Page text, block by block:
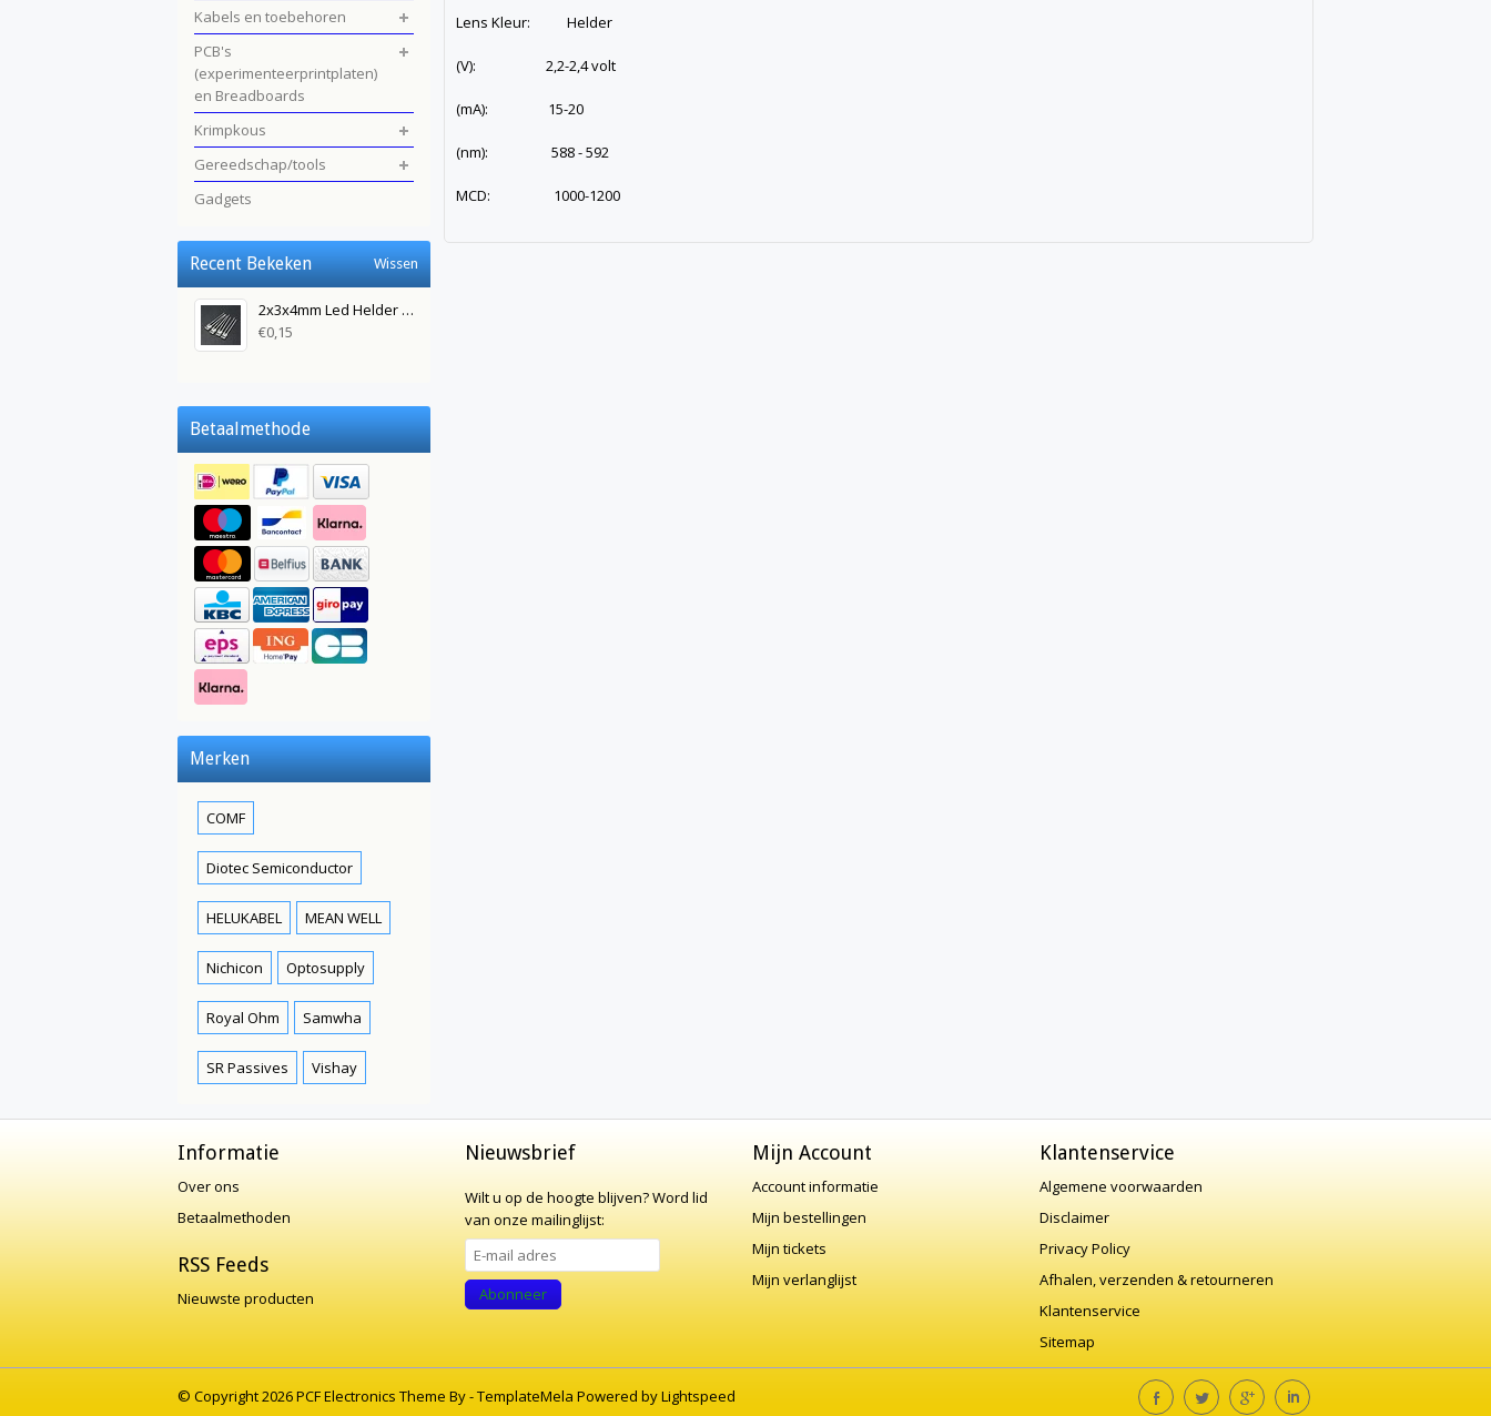
Lens Kleur: Helder
(V): 2,2-2,4 volt
(mA): 15-20
(nm): 588 - 592
MCD: 1000-1200
Kabels en toebehoren
PCB's
(experimenteerprintplaten)
en Breadboards
Krimpkous
Gereedschap/tools
Gadgets
Recent Bekeken Wissen
2x3x4mm Led Helder Geel
€0,15
Betaalmethode
Merken
COMF
Diotec Semiconductor
HELUKABEL MEAN WELL
Nichicon Optosupply
Royal Ohm Samwha
SR Passives Vishay
Informatie
Over ons
Betaalmethoden
RSS Feeds
Nieuwste producten
Nieuwsbrief
Wilt u op de hoogte blijven?Word lid
van onze mailinglijst:
Abonneer
Mijn Account
Account informatie
Mijn bestellingen
Mijn tickets
Mijn verlanglijst
Klantenservice
Algemene voorwaarden
Disclaimer
Privacy Policy
Afhalen, verzenden & retourneren
Klantenservice
Sitemap
© Copyright 2026 PCF Electronics Theme By -TemplateMela Powered byLightspeed